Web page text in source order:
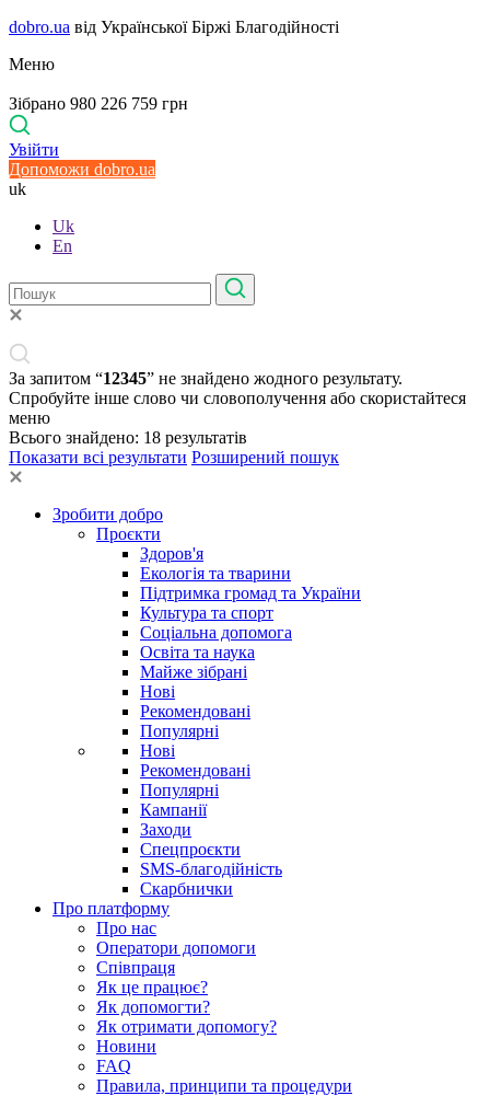
dobro.ua від Української Біржі Благодійності
Меню
Зібрано 980 226 759 грн
Увійти
Допоможи dobro.ua
uk
Uk
En
За запитом “12345” не знайдено жодного результату.
Спробуйте інше слово чи словополучення або скористайтеся
меню
Всього знайдено: 18 результатів
Показати всі результати Розширений пошук
Зробити добро
Проєкти
Здоров'я
Екологія та тварини
Підтримка громад та України
Культура та спорт
Соціальна допомога
Освіта та наука
Майже зібрані
Нові
Рекомендовані
Популярні
Нові
Рекомендовані
Популярні
Кампанії
Заходи
Спецпроєкти
SMS-благодійність
Скарбнички
Про платформу
Про нас
Оператори допомоги
Співпраця
Як це працює?
Як допомогти?
Як отримати допомогу?
Новини
FAQ
Правила, принципи та процедури